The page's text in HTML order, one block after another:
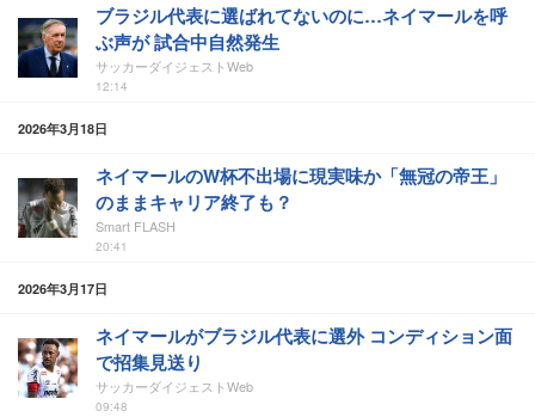
ブラジル代表に選ばれてないのに…ネイマールを呼
ぶ声が 試合中自然発生
サッカーダイジェストWeb
12:14
2026年3月18日
ネイマールのW杯不出場に現実味か「無冠の帝王」
のままキャリア終了も？
Smart FLASH
20:41
2026年3月17日
ネイマールがブラジル代表に選外 コンディション面
で招集見送り
サッカーダイジェストWeb
09:48